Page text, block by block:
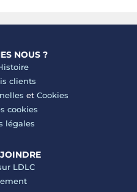
NOUS ?
clients
et Cookies
cookies
légales
LDLC